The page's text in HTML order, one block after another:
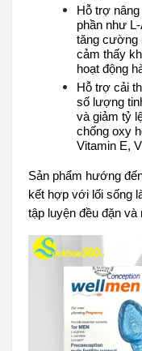
Hỗ trợ
phần như
tăng cường
cảm thấy
hoạt động
Hỗ trợ cải
số lượng
và giảm tỷ
chống oxy
Vitamin E,
Sản phẩm hướng
kết hợp với lối sống
tập luyện đều đặn và